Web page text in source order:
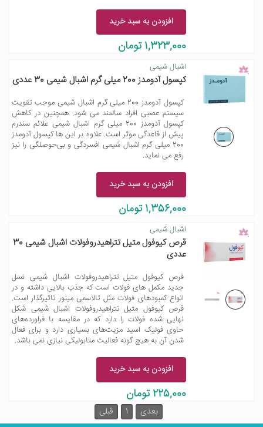
افزودن به سبد خرید
1,323,000 تومان
اشبال شیمی
کپسول آدومدز 200 میلی گرم اشبال شیمی 30 عددی
کپسول آدومدز 200 میلی گرم اشبال شیمی موجب تقویت
سیستم عصبی افراد سالمند می شود. همچنین در کاهش
کپسول آدومدز 200 میلی گرم اشبال شیمی علائم سندرم
پیش از قاعدگی موثر است. علاوه بر این ها کپسول آدومدز
200 میلی گرم اشبال شیمی افسردگی و بی‌حوصلگی را نیز
رفع می نماید.
افزودن به سبد خرید
1,356,000 تومان
اشبال شیمی
قرص کیوفول متیل تتراهیدروفولات اشبال شیمی 30
عددی
قرص کیوفول متیل تتراهیدروفولات اشبال شیمی نسل
جدید مکمل های فولات است که جذب بالایی داشته و در
انواع کمبودهای فولات مثل تالاسمی مینور تاثیرگذار است.
قرص کیوفول متیل تتراهیدروفولات اشبال شیمی شکل
نهایی شده فولات را دارد که در مقایسه با فراورده‌های
حاوی فولیک اسید مزیت‌های بسیاری دارد و برای فعال
شدن آن به هیچ گونه فعالیت متابولیکی نیازی نمی باشد.
افزودن به سبد خرید
225,000 تومان
قبلی 1 بعدی